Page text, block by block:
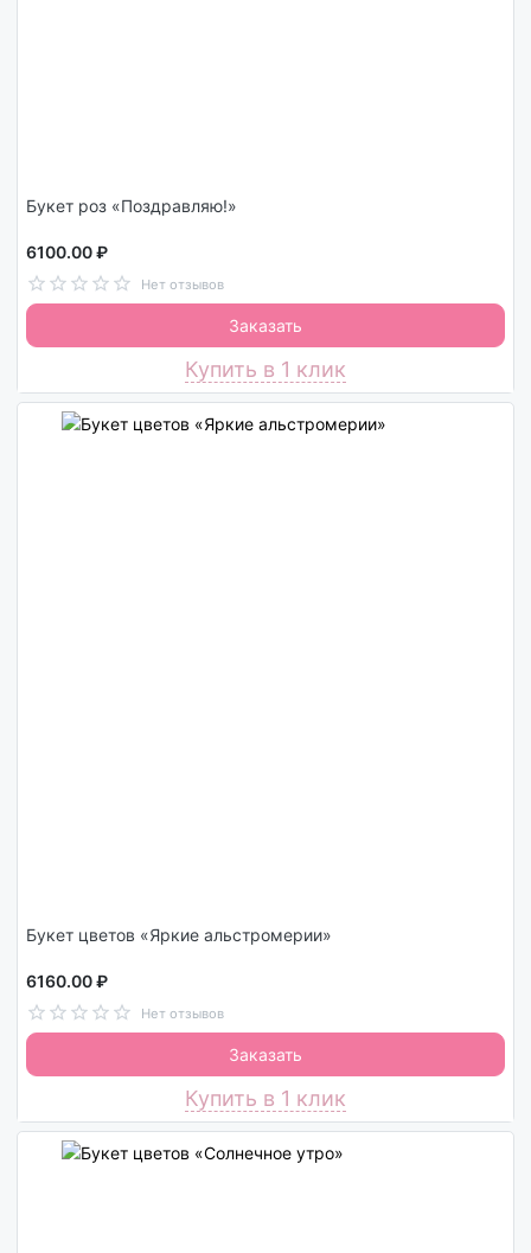
Букет роз «Поздравляю!»
6100.00 ₽
Нет отзывов
Заказать
Купить в 1 клик
Букет цветов «Яркие альстромерии»
6160.00 ₽
Нет отзывов
Заказать
Купить в 1 клик